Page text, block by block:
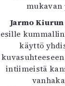
mukavan
Jarmo
esille
käyttö
intiimeistä